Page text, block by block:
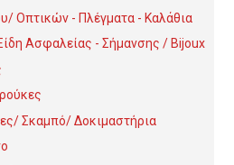
Οπτικών - Πλέγματα - Καλάθια
Ασφαλείας - Σήμανσης / Bijoux
Σκαμπό/ Δοκιμαστήρια